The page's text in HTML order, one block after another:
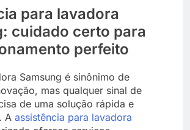
para lavadora
cuidado certo para
perfeito
Samsung é sinônimo de
mas qualquer sinal de
de uma solução rápida e
A assistência para lavadora